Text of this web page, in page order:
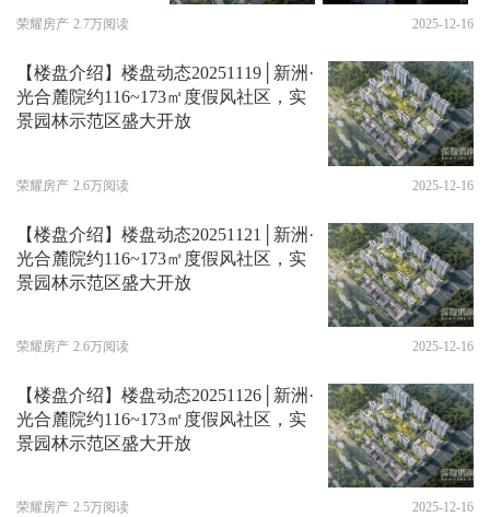
荣耀房产 2.7万阅读 2025-12-16
【楼盘介绍】楼盘动态20251119│新洲·
光合麓院约116~173㎡度假风社区，实
景园林示范区盛大开放
荣耀房产 2.6万阅读 2025-12-16
【楼盘介绍】楼盘动态20251121│新洲·
光合麓院约116~173㎡度假风社区，实
景园林示范区盛大开放
荣耀房产 2.6万阅读 2025-12-16
【楼盘介绍】楼盘动态20251126│新洲·
光合麓院约116~173㎡度假风社区，实
景园林示范区盛大开放
荣耀房产 2.5万阅读 2025-12-16